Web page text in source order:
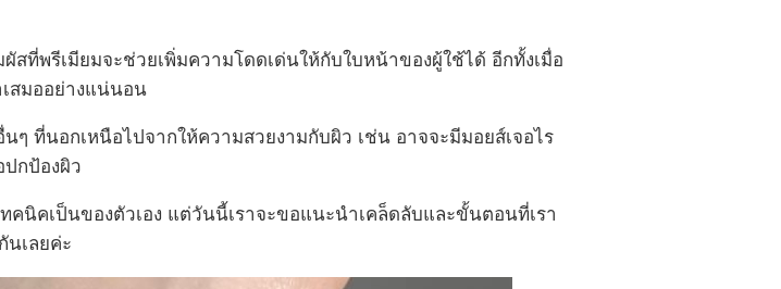
สที่พรีเมียมจะช่วยเพิ่มความโดดเด่นให้กับใบหน้าของผู้ใช้ได้ อีกทั้งเมื่อ
เสมออย่างแน่นอน
ที่นอกเหนือไปจากให้ความสวยงามกับผิว เช่น อาจจะมีมอยส์เจอไร
กป้องผิว
นิคเป็นของตัวเอง แต่วันนี้เราจะขอแนะนำเคล็ดลับและขั้นตอนที่เรา
นเลยค่ะ